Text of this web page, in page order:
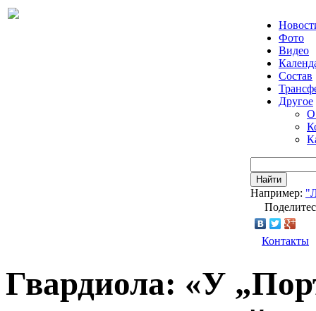
Фото
Видео
Состав
Другое
О
Найти
Например:
Контакты
Гвардиола: «У